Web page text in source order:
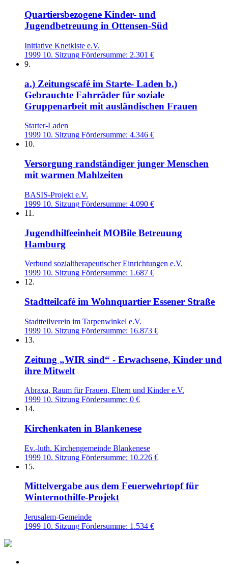
Quartiersbezogene Kinder- und
Jugendbetreuung in Ottensen-Süd
Initiative Knetkiste e.V.
1999 10. Sitzung Fördersumme: 2.301 €
9.
a.) Zeitungscafé im Starte- Laden b.)
Gebrauchte Fahrräder für soziale
Gruppenarbeit mit ausländischen Frauen
Starter-Laden
1999 10. Sitzung Fördersumme: 4.346 €
10.
Versorgung randständiger junger Menschen
mit warmen Mahlzeiten
BASIS-Projekt e.V.
1999 10. Sitzung Fördersumme: 4.090 €
11.
Jugendhilfeeinheit MOBile Betreuung
Hamburg
Verbund sozialtherapeutischer Einrichtungen e.V.
1999 10. Sitzung Fördersumme: 1.687 €
12.
Stadtteilcafé im Wohnquartier Essener Straße
Stadtteilverein im Tarpenwinkel e.V.
1999 10. Sitzung Fördersumme: 16.873 €
13.
Zeitung „WIR sind“ - Erwachsene, Kinder und
ihre Mitwelt
Abraxa, Raum für Frauen, Eltern und Kinder e.V.
1999 10. Sitzung Fördersumme: 0 €
14.
Kirchenkaten in Blankenese
Ev.-luth. Kirchengemeinde Blankenese
1999 10. Sitzung Fördersumme: 10.226 €
15.
Mittelvergabe aus dem Feuerwehrtopf für
Winternothilfe-Projekt
Jerusalem-Gemeinde
1999 10. Sitzung Fördersumme: 1.534 €